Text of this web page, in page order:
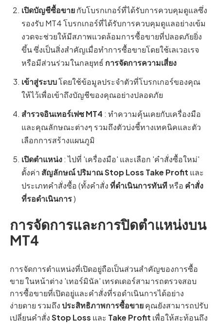
เปิดบัญชีซื้อขายกับโบรกเกอร์ที่ได้รับการควบคุมดูแลซึ่ง
รองรับ MT4 โบรกเกอร์ที่ได้รับการควบคุมดูแลอย่างเข้ม
งวดจะช่วยให้มีสภาพแวดล้อมการซื้อขายที่ปลอดภัยยิ่ง
ขึ้น ซึ่งเป็นสิ่งสำคัญเมื่อทำการซื้อขายโดยใช้เลเวอเรจ
หรือมีส่วนร่วมในกลยุทธ์ การจัดการความเสี่ยง
เข้าสู่ระบบโดยใช้ข้อมูลประจำตัวที่โบรกเกอร์ของคุณ
ให้ไว้เพื่อเข้าถึงบัญชีของคุณอย่างปลอดภัย
สำรวจอินเทอร์เฟซ MT4 : ทำความคุ้นเคยกับเครื่องมือ
และคุณลักษณะต่างๆ รวมถึงตัวบ่งชี้ทางเทคนิคและตัว
เลือกการสร้างแผนภูมิ
เปิดตำแหน่ง: ไปที่ 'เครื่องมือ' และเลือก 'คำสั่งซื้อใหม่'
ตั้งค่า สัญลักษณ์ปริมาณStop Loss Take Profit และ
ประเภทคำสั่งซื้อ (ทั้งคำสั่งที่ดำเนินการทันทีหรือ คำสั่ง
ที่รอดำเนินการ)
การจัดการและการปิดตำแหน่งบน
MT4
การจัดการตำแหน่งที่เปิดอยู่ถือเป็นส่วนสำคัญของการซื้อ
ขาย ในหน้าต่าง 'เทอร์มินัล' เทรดเดอร์สามารถตรวจสอบ
การซื้อขายที่เปิดอยู่และคำสั่งที่รอดำเนินการได้อย่าง
ง่ายดาย รวมถึง ประสิทธิภาพการซื้อขายคุณยังสามารถปรับ
เปลี่ยนคำสั่งStop Loss และ Take Profit เพื่อให้สะท้อนถึง